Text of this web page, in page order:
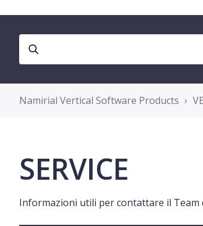
Namirial Vertical Software Products
SERVICE
Informazioni utili per contattare il Team